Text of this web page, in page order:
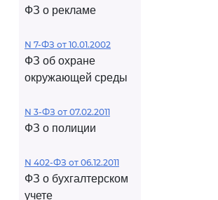
ФЗ о рекламе
N 7-ФЗ от 10.01.2002
ФЗ об охране
окружающей среды
N 3-ФЗ от 07.02.2011
ФЗ о полиции
N 402-ФЗ от 06.12.2011
ФЗ о бухгалтерском
учете